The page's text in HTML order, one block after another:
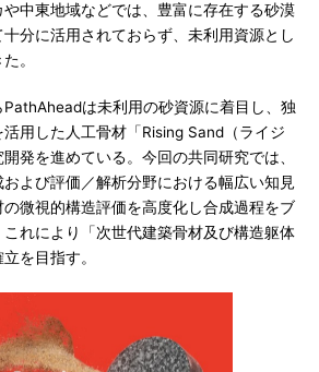
中東地域などでは、豊富に存在する砂漠
分に活用されておらず、未利用資源とし
。
は未利用の砂資源に着目し、独
用した人工骨材「Rising Sand（ライジ
発を進めている。今回の共同研究では、
よび評価／解析分野における幅広い知見
微視的構造評価を高度化し合成過程をブ
れにより「次世代建築骨材及び構造躯体
を目指す。